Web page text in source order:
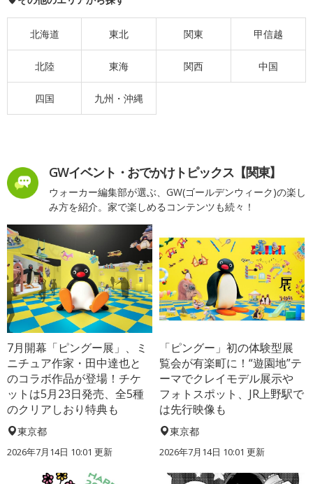
北海道 東北 関東 甲信越
北陸 東海 関西 中国
四国 九州・沖縄
GWイベント・おでかけトピックス【関東】
ウォーカー編集部が選ぶ、GW(ゴールデンウィーク)の楽し
み方を紹介。家で楽しめるコンテンツも続々！
7月開幕「ピングー展」、ミ
ニチュア作家・田中達也と
のコラボ作品が登場！チケ
ットは5月23日発売、全5種
のクリアしおり特典も
東京都
2026年7月14日 10:01 更新
「ピングー」初の体験型展
覧会が有楽町に！“遊園地”テ
ーマでクレイモデル展示や
フォトスポット、JR上野駅で
は先行映像も
東京都
2026年7月14日 10:01 更新